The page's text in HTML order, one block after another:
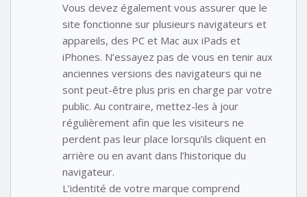
Vous devez également vous assurer que le
site fonctionne sur plusieurs navigateurs et
appareils, des PC et Mac aux iPads et
iPhones. N’essayez pas de vous en tenir aux
anciennes versions des navigateurs qui ne
sont peut-être plus pris en charge par votre
public. Au contraire, mettez-les à jour
régulièrement afin que les visiteurs ne
perdent pas leur place lorsqu’ils cliquent en
arrière ou en avant dans l’historique du
navigateur.
L’identité de votre marque comprend